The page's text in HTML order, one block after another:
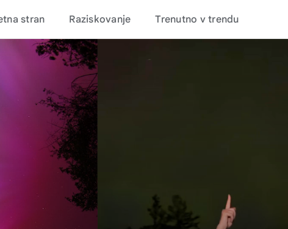
stran Raziskovanje Trenutno v trendu